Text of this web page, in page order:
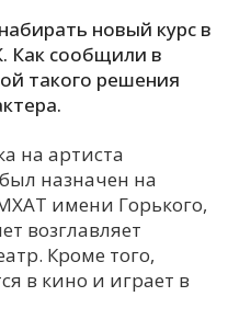
Х
новый курс в
Как сообщили в
такого решения
на артиста
назначен на
имени Горького,
возглавляет
Кроме того,
в кино и играет в